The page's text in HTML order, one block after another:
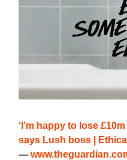
‘I’m happy to lose
says Lush boss |
—